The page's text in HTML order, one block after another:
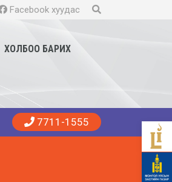
Facebook хуудас
ХОЛБОО БАРИХ
энхийг хүсье. 😍👨‍⚕️👩‍⚕️🏥
7711-1555